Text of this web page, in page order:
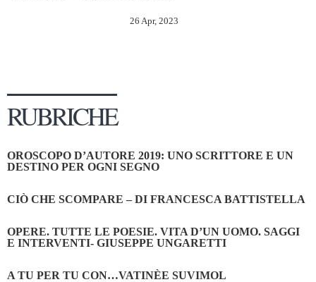
26 Apr, 2023
RUBRICHE
OROSCOPO D’AUTORE 2019: UNO SCRITTORE E UN
DESTINO PER OGNI SEGNO
CIÒ CHE SCOMPARE – DI FRANCESCA BATTISTELLA
OPERE. TUTTE LE POESIE. VITA D’UN UOMO. SAGGI
E INTERVENTI- GIUSEPPE UNGARETTI
A TU PER TU CON…VATINÈE SUVIMOL